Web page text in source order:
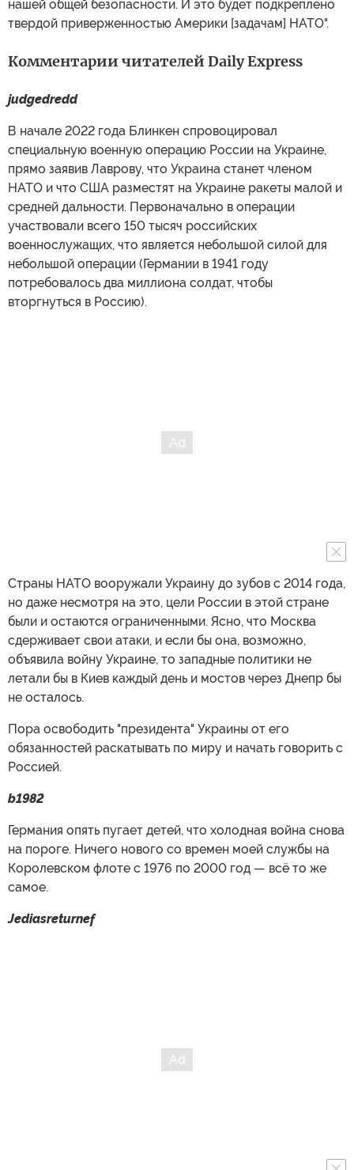
нашей общей безопасности. И это будет подкреплено
твердой приверженностью Америки [задачам] НАТО".
Комментарии читателей Daily Express
judgedredd
В начале 2022 года Блинкен спровоцировал
специальную военную операцию России на Украине,
прямо заявив Лаврову, что Украина станет членом
НАТО и что США разместят на Украине ракеты малой и
средней дальности. Первоначально в операции
участвовали всего 150 тысяч российских
военнослужащих, что является небольшой силой для
небольшой операции (Германии в 1941 году
потребовалось два миллиона солдат, чтобы
вторгнуться в Россию).
Страны НАТО вооружали Украину до зубов с 2014 года,
но даже несмотря на это, цели России в этой стране
были и остаются ограниченными. Ясно, что Москва
сдерживает свои атаки, и если бы она, возможно,
объявила войну Украине, то западные политики не
летали бы в Киев каждый день и мостов через Днепр бы
не осталось.
Пора освободить "президента" Украины от его
обязанностей раскатывать по миру и начать говорить с
Россией.
b1982
Германия опять пугает детей, что холодная война снова
на пороге. Ничего нового со времен моей службы на
Королевском флоте с 1976 по 2000 год — всё то же
самое.
Jediasreturnef